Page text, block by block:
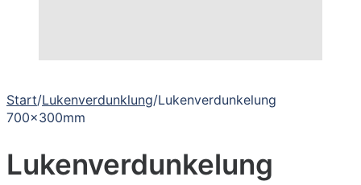
Start/Lukenverdunklung/Lukenverdunkelung
700x300mm
Lukenverdunkelung